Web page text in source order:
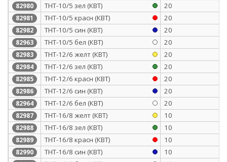
82980 ТНТ-10/5 зел (КВТ) 20
82981 ТНТ-10/5 красн (КВТ) 20
82982 ТНТ-10/5 син (КВТ) 20
82963 ТНТ-10/5 бел (КВТ) 20
82983 ТНТ-12/6 желт (КВТ) 20
82984 ТНТ-12/6 зел (КВТ) 20
82985 ТНТ-12/6 красн (КВТ) 20
82986 ТНТ-12/6 син (КВТ) 20
82964 ТНТ-12/6 бел (КВТ) 20
82987 ТНТ-16/8 желт (КВТ) 10
82988 ТНТ-16/8 зел (КВТ) 10
82989 ТНТ-16/8 красн (КВТ) 10
82990 ТНТ-16/8 син (КВТ) 10